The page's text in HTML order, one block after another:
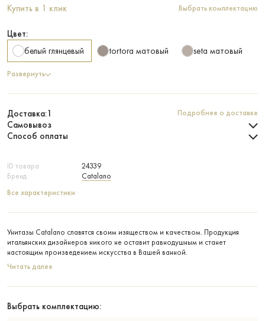
ID товара
24339
Бренд
Catalano
Все характеристики
Унитазы Catalano славятся своим изяществом и качеством. Продукция
итальянских дизайнеров никого не оставит равнодушным и станет
настоящим произведением искусства в Вашей ванной.
Читать далее
Выбрать комплектацию:
Купить в 1 клик Выбрать комплектацию
Цвет:
белый глянцевый
tortora матовый seta матовый
Развернуть
Доставка:1 Подробнее о доставке
Самовывоз
Способ оплаты